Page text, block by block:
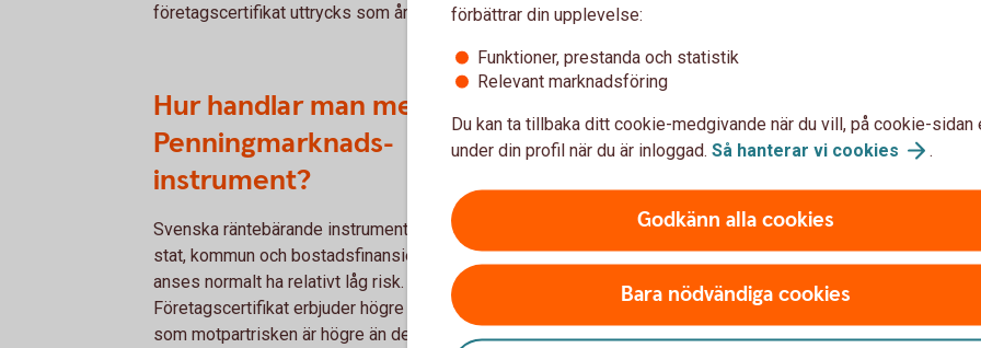
företagscertifikat uttrycks som årsränta.
Hur handlar man med
Penningmarknads-
instrument?
Svenska räntebärande instrument utgivna av
stat, kommun och bostadsfinansieringsbolag
anses normalt ha relativt låg risk.
Företagscertifikat erbjuder högre ränta samtidigt
som motpartrisken är högre än de förstnämnda
Svenska räntebärande instrument utgivna av
anses normalt ha relativt låg risk.
Företagscertifikat erbjuder högre ränta samtidigt
som motpartrisken är högre än de förstnämnda
låntagarna.
förbättrar din upplevelse:
Funktioner, prestanda och statistik
Relevant marknadsföring
Du kan ta tillbaka ditt cookie-medgivande när du vill, på cookie-sidan
under din profil när du är inloggad. Så hanterar vi cookies .
Godkänn alla cookies
Bara nödvändiga cookies